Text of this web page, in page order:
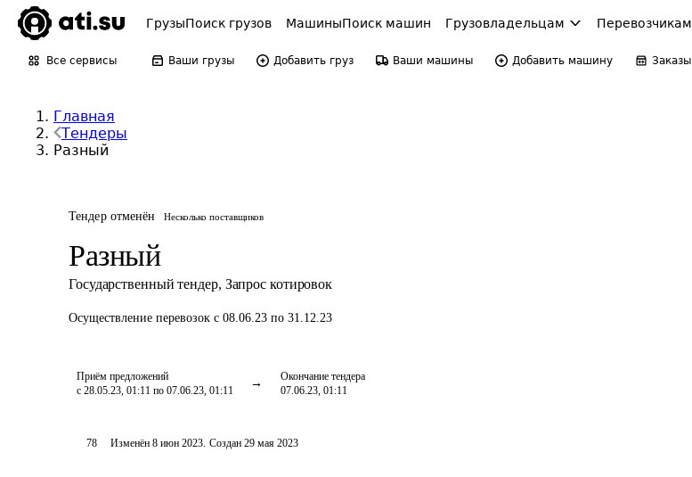
ГрузыПоиск грузов МашиныПоиск машин Грузовладельцам Перевозчикам
Все сервисы Ваши грузы Добавить груз Ваши машины Добавить машину Заказы
Главная
Тендеры
Разный
Тендер отменён Несколько поставщиков
Разный
Государственный тендер, Запрос котировок
Осуществление перевозок с 08.06.23 по 31.12.23
Приём предложений
с 28.05.23, 01:11 по 07.06.23, 01:11
Окончание тендера
07.06.23, 01:11
78 Изменён8 июн 2023. Создан 29 мая 2023